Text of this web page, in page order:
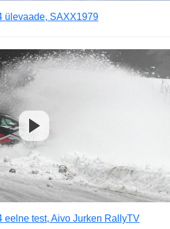
ülevaade, SAXX1979
eelne test, Aivo Jurken RallyTV